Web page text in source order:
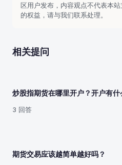
区用户发布，内容观点不代表本
的权益，请与我们联系处理。
相关提问
炒股指期货在哪里开户？开户有什
3 回答
期货交易应该越简单越好吗？